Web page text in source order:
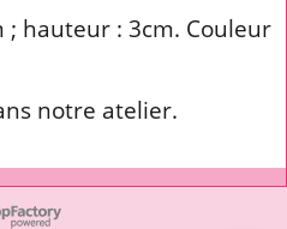
; hauteur : 3cm. Couleur
notre atelier.
eCommerce software was used.